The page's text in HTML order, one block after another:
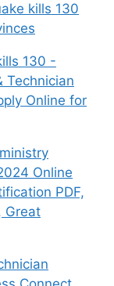
kills 130
130 -
Technician
Online for
Online
PDF,
Great